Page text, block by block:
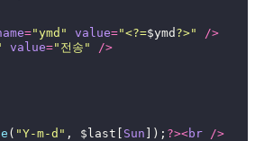
="ymd " value="<?=$ymd ?>"
/>
value=" 전송 "
/>
( "Y-m-d " , $last[ Sun ]); ?><br />